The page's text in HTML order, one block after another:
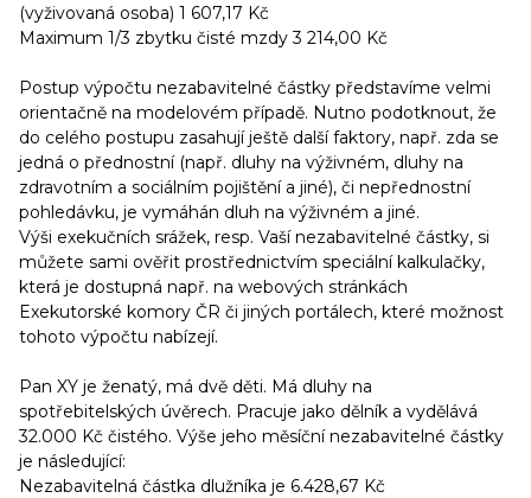
(vyživovaná osoba) 1 607,17 Kč
Maximum 1/3 zbytku čisté mzdy 3 214,00 Kč
Postup výpočtu nezabavitelné částky představíme velmi
orientačně na modelovém případě. Nutno podotknout, že
do celého postupu zasahují ještě další faktory, např. zda se
jedná o přednostní (např. dluhy na výživném, dluhy na
zdravotním a sociálním pojištění a jiné), či nepřednostní
pohledávku, je vymáhán dluh na výživném a jiné.
Výši exekučních srážek, resp. Vaší nezabavitelné částky, si
můžete sami ověřit prostřednictvím speciální kalkulačky,
která je dostupná např. na webových stránkách
Exekutorské komory ČR či jiných portálech, které možnost
tohoto výpočtu nabízejí.
Pan XY je ženatý, má dvě děti. Má dluhy na
spotřebitelských úvěrech. Pracuje jako dělník a vydělává
32.000 Kč čistého. Výše jeho měsíční nezabavitelné částky
je následující:
Nezabavitelná částka dlužníka je 6.428,67 Kč